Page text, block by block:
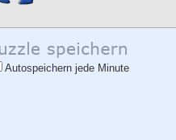
Autospeichern jede Minute